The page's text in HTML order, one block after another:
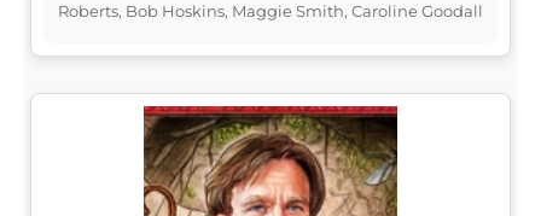
Roberts, Bob Hoskins, Maggie Smith, Caroline Goodall